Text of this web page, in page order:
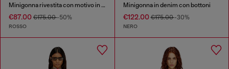
Minigonna rivestita con motivo in rilievo
€87.00 €175.00-50%
ROSSO
Minigonna in denim con bottoni
€122.00€175.00-30%
NERO